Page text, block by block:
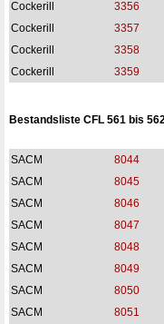
Cockerill
3356
Cockerill
3357
Cockerill
3358
Cockerill
3359
Bestandsliste CFL 561 bis
SACM 8044
SACM
8045
SACM
8046
SACM
8047
SACM
8048
SACM
8049
SACM
8050
SACM
8051